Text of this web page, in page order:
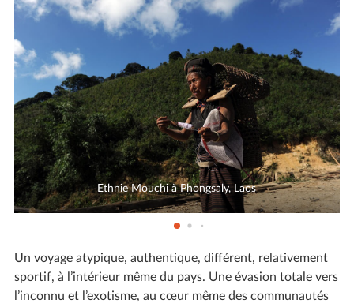
Ethnie Mouchi à Phongsaly, Laos
Un voyage atypique, authentique, différent, relativement
sportif, à l’intérieur même du pays. Une évasion totale vers
l’inconnu et l’exotisme, au cœur même des communautés